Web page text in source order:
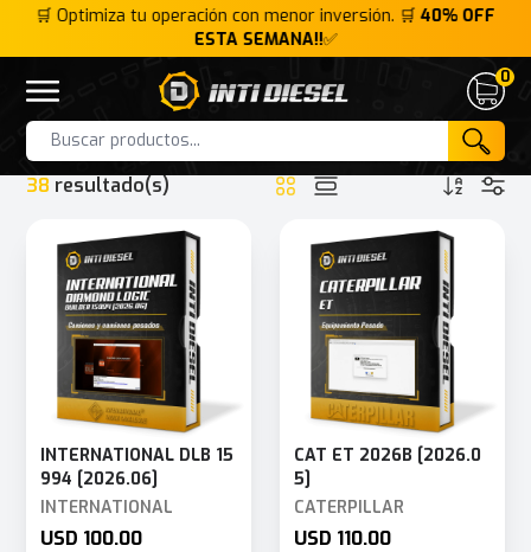
🛒 Optimiza tu operación con menor inversión. 🛒40% OFF
ESTA SEMANA!!✅
Open menu
Inti Diesel
Cart
0
HOME INTERFACE
Products
38 resultado(s)
INTERNATIONAL DLB 15
994 [2026.06]
INTERNATIONAL
USD 100.00
CAT ET 2026B [2026.0
5]
CATERPILLAR
USD 110.00